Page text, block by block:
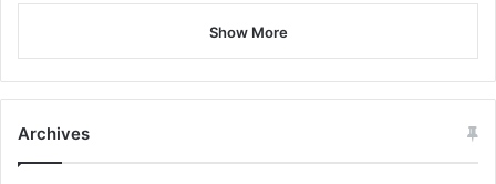
Show More
Archives